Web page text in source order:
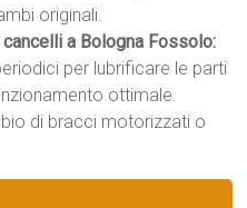
originali.
a Bologna Fossolo:
per lubrificare le parti
ottimale.
di bracci motorizzati o